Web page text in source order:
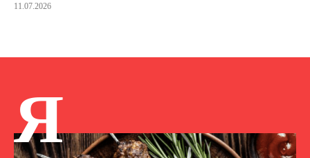
11.07.2026
Я